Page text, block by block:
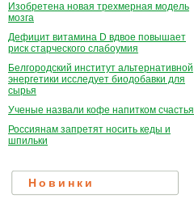
Изобретена новая трехмерная модель
мозга
Дефицит витамина D вдвое повышает
риск старческого слабоумия
Белгородский институт альтернативной
энергетики исследует биодобавки для
сырья
Ученые назвали кофе напитком счастья
Россиянам запретят носить кеды и
шпильки
Новинки